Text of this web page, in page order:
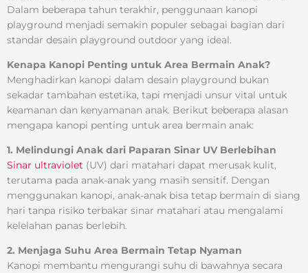
Dalam beberapa tahun terakhir, penggunaan kanopi
playground menjadi semakin populer sebagai bagian dari
standar desain playground outdoor yang ideal.
Kenapa Kanopi Penting untuk Area Bermain Anak?
Menghadirkan kanopi dalam desain playground bukan
sekadar tambahan estetika, tapi menjadi unsur vital untuk
keamanan dan kenyamanan anak. Berikut beberapa alasan
mengapa kanopi penting untuk area bermain anak:
1. Melindungi Anak dari Paparan Sinar UV Berlebihan
Sinar ultraviolet (UV) dari matahari dapat merusak kulit,
terutama pada anak-anak yang masih sensitif. Dengan
menggunakan kanopi, anak-anak bisa tetap bermain di siang
hari tanpa risiko terbakar sinar matahari atau mengalami
kelelahan panas berlebih.
2. Menjaga Suhu Area Bermain Tetap Nyaman
Kanopi membantu mengurangi suhu di bawahnya secara